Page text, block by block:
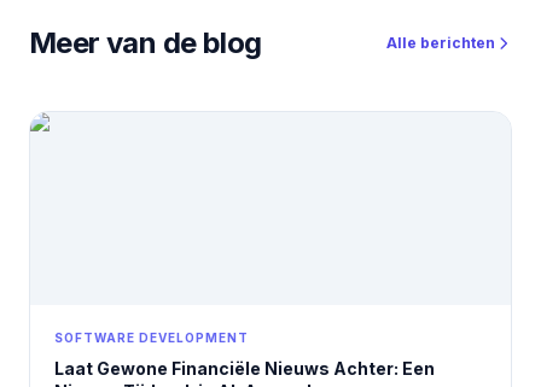
Meer van de blog Alle berichten
SOFTWARE DEVELOPMENT
Laat Gewone Financiële Nieuws Achter: Een